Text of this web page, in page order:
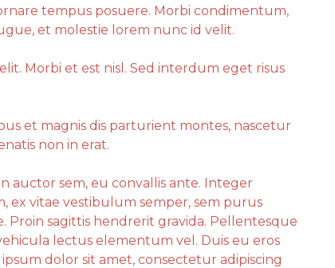
tempus posuere. Morbi condimentum,
et molestie lorem nunc id velit.
Morbi et est nisl. Sed interdum eget risus
et magnis dis parturient montes, nascetur
non in erat.
auctor sem, eu convallis ante. Integer
ex vitae vestibulum semper, sem purus
sagittis hendrerit gravida. Pellentesque
lectus elementum vel. Duis eu eros
dolor sit amet, consectetur adipiscing